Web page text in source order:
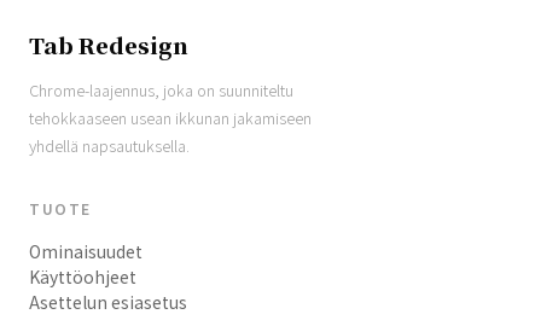
Tab Redesign
Chrome-laajennus, joka on suunniteltu
tehokkaaseen usean ikkunan jakamiseen
yhdellä napsautuksella.
TUOTE
Ominaisuudet
Käyttöohjeet
Asettelun esiasetus